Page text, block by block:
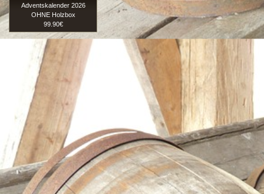
Adventskalender 2026
OHNE Holzbox
99.90€